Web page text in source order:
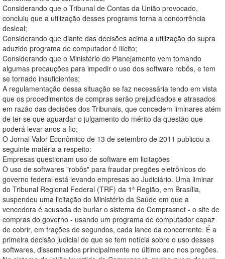
Considerando que o Tribunal de Contas da União provocado,
concluiu que a utilização desses programs torna a concorrência
desleal;
Considerando que diante das decisões acima a utilização do supra
aduzido programa de computador é ilícito;
Considerando que o Ministério do Planejamento vem tomando
algumas precauções para impedir o uso dos software robôs, e tem
se tornado insuficientes;
A regulamentação dessa situação se faz necessária tendo em vista
que os procedimentos de compras serão prejudicados e atrasados
em razão das decisões dos Tribunais, que concedem liminares atém
de ter-se que aguardar o julgamento do mérito da questão que
poderá levar anos a fio;
O Jornal Valor Econômico de 13 de setembro de 2011 publicou a
seguinte matéria a respeito:
Empresas questionam uso de software em licitações
O uso de softwares "robôs" para fraudar pregões eletrônicos do
governo federal está levando empresas ao Judiciário. Uma liminar
do Tribunal Regional Federal (TRF) da 1ª Região, em Brasília,
suspendeu uma licitação do Ministério da Saúde em que a
vencedora é acusada de burlar o sistema do Comprasnet - o site de
compras do governo - usando um programa de computador capaz
de cobrir, em frações de segundos, cada lance da concorrente. É a
primeira decisão judicial de que se tem notícia sobre o uso desses
softwares, disseminados principalmente no último ano nos pregões.